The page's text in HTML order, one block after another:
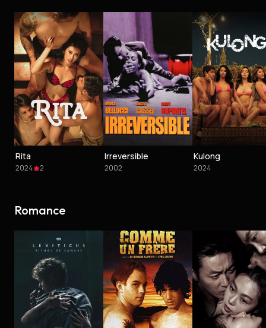
Rita
2024 2
Irreversible
2002
Kulong
2024
Romance